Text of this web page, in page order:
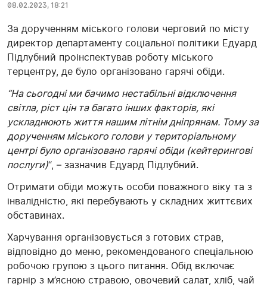
08.02.2023, 18:21
За дорученням міського голови черговий по місту
директор департаменту соціальної політики Едуард
Підлубний проінспектував роботу міського
терцентру, де було організовано гарячі обіди.
“На сьогодні ми бачимо нестабільні відключення
світла, ріст цін та багато інших факторів, які
ускладнюють життя нашим літнім дніпрянам. Тому за
дорученням міського голови у територіальному
центрі було організовано гарячі обіди (кейтерингові
послуги)“, – зазначив Едуард Підлубний.
Отримати обіди можуть особи поважного віку та з
інвалідністю, які перебувають у складних життєвих
обставинах.
Харчування організовується з готових страв,
відповідно до меню, рекомендованого спеціальною
робочою групою з цього питання. Обід включає
гарнір з м’ясною стравою, овочевий салат, хліб, чай